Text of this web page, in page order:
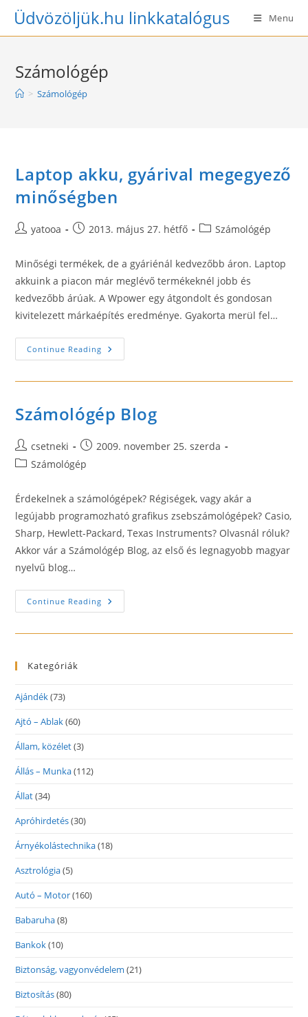
SkipÜdvözöljük.hu linkkatalógus Menu
Számológép
> Számológép
Laptop akku, gyárival megegyező
minőségben
Postyatooa
Post2013. május 27. hétfő
PostSzámológép
Minőségi termékek, de a gyáriénál kedvezőbb áron. Laptop
akkuink a piacon már meglévő termékeknél jobb és
kedvezőbb árúak. A Wpower egy átgondolt és gondosan
kivitelezett márkaépítés eredménye. Gyakorta merül fel…
Continue Reading Laptop
Akku,
Megegyező
Számológép Blog
Post
author:
csetneki
Post
published:
2009. november 25. szerda
PostSzámológép
Érdekelnek a számológépek? Régiségek, vagy akár a
legújabb programozható grafikus zsebszámológépek? Casio,
Sharp, Hewlett-Packard, Texas Instruments? Olvasnál róluk?
Akkor vár a Számológép Blog, az első és legnagyobb magyar
nyelvű blog…
Continue Reading Számológép
Blog
Kategóriák
Ajándék(73)
Ajtó – Ablak(60)
Állam, közélet(3)
Állás – Munka(112)
Állat(34)
Apróhirdetés(30)
Árnyékolástechnika(18)
Asztrológia(5)
Autó – Motor(160)
Babaruha(8)
Bankok(10)
Biztonság, vagyonvédelem (21)
Biztosítás(80)